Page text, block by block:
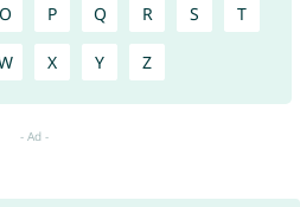
O P Q R S T
X Y Z